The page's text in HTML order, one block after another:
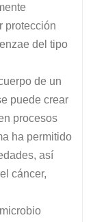
protección
del tipo
de un
puede crear
procesos
ha permitido
así
cáncer,